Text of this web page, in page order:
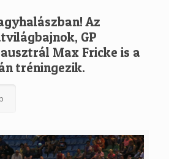
Az
GP
Max Fricke is a
tréningezik.